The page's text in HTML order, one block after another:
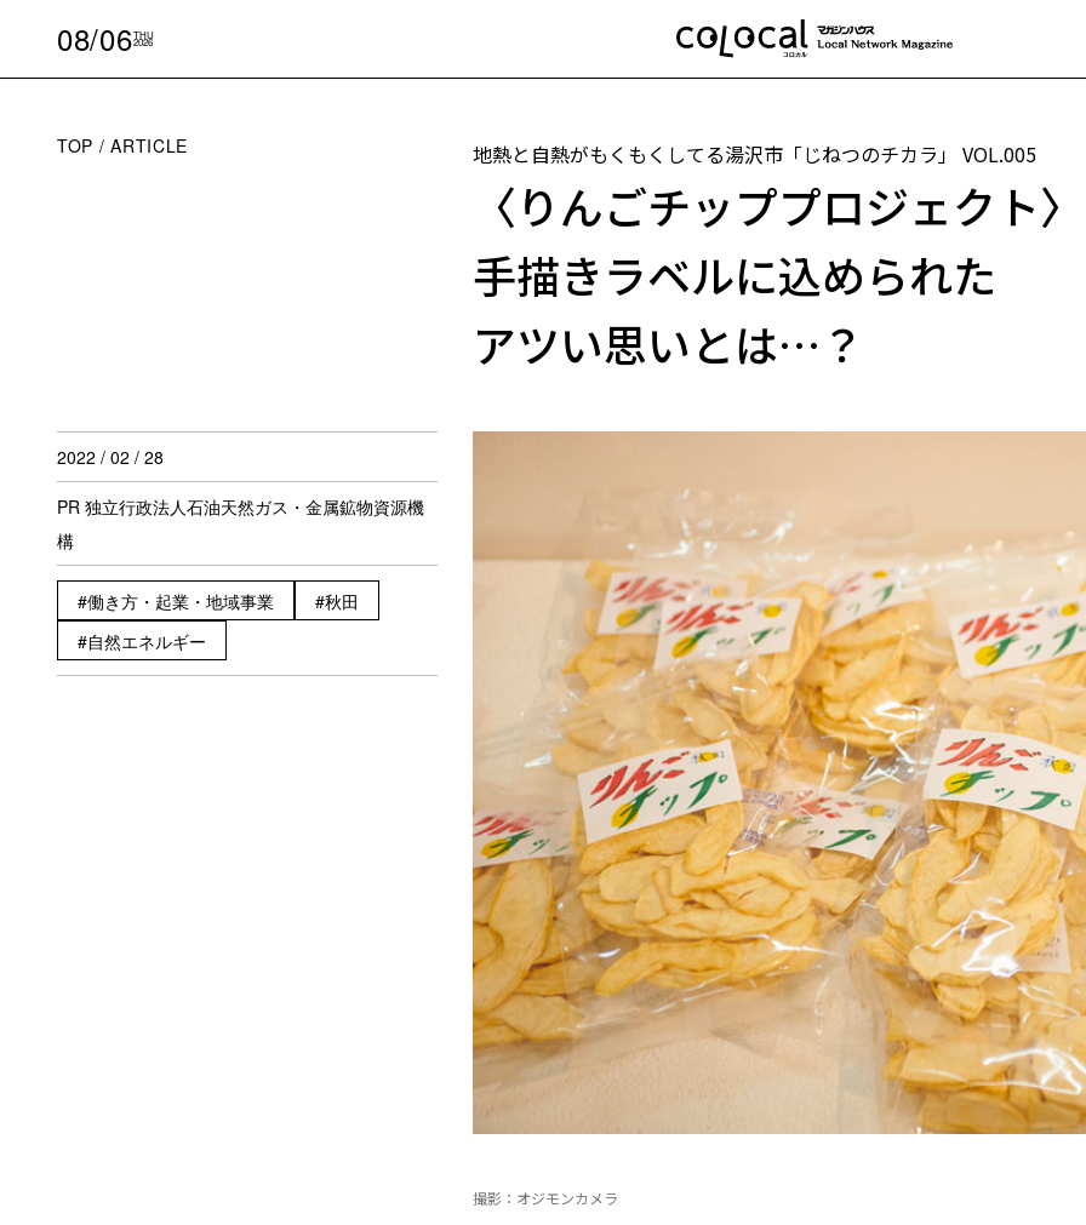
08/06THU
2026
TOP ARTICLE 地熱と自熱がもくもくしてる湯沢市「じねつのチカラ」 VOL.005
〈りんごチッププロジェクト〉
手描きラベルに込められた
アツい思いとは…？
2022 / 02 / 28
PR 独立行政法人石油天然ガス・金属鉱物資源機
構
働き方・起業・地域事業
秋田
自然エネルギー
撮影：オジモンカメラ